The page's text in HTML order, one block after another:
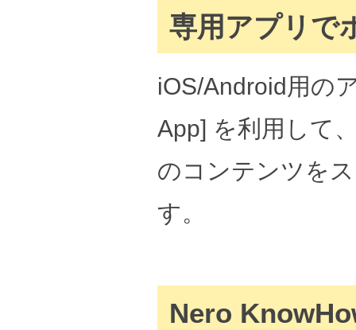
専用アプリで
iOS/Android用の
App] を利用して
のコンテンツを
す。
Nero